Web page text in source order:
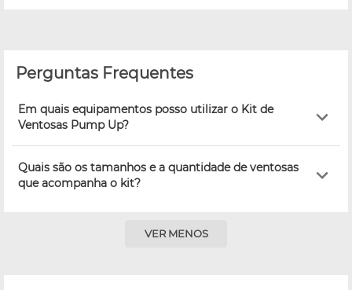
Perguntas Frequentes
Em quais equipamentos posso utilizar o Kit de
Ventosas Pump Up?
Quais são os tamanhos e a quantidade de ventosas
que acompanha o kit?
VER MENOS